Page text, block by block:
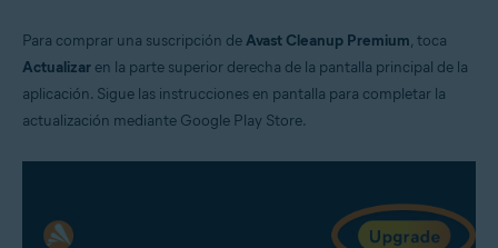
Para comprar una suscripción deAvast Cleanup Premium, toca
Actualizar en la parte superior derecha de la pantalla principal de la
aplicación. Sigue las instrucciones en pantalla para completar la
actualización mediante Google Play Store.